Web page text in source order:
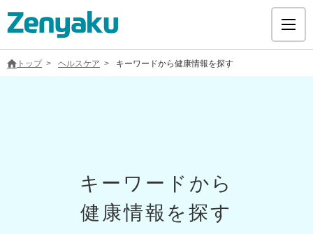
トップ ヘルスケア キーワードから健康情報を探す
キーワードから
健康情報を探す